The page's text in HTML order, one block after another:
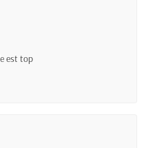
est top